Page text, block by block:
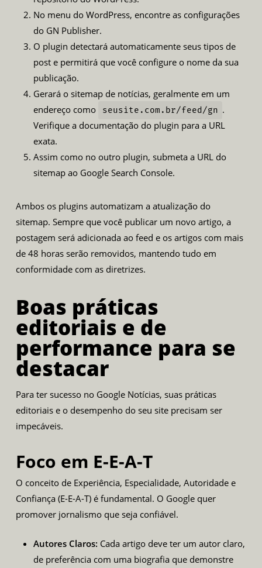
No menu do WordPress, encontre as configurações
do GN Publisher.
O plugin detectará automaticamente seus tipos de
post e permitirá que você configure o nome da sua
publicação.
Gerará o sitemap de notícias, geralmente em um
endereço como
seusite.com.br/feed/gn .
Verifique a documentação do plugin para a URL
exata.
Assim como no outro plugin, submeta a URL do
sitemap ao Google Search Console.
Ambos os plugins automatizam a atualização do
sitemap. Sempre que você publicar um novo artigo, a
postagem será adicionada ao feed e os artigos com mais
de 48 horas serão removidos, mantendo tudo em
conformidade com as diretrizes.
Boas práticas
editoriais e de
performance para se
destacar
Para ter sucesso no Google Notícias, suas práticas
editoriais e o desempenho do seu site precisam ser
impecáveis.
Foco em E-E-A-T
O conceito de Experiência, Especialidade, Autoridade e
Confiança (E-E-A-T) é fundamental. O Google quer
promover jornalismo que seja confiável.
Autores Claros: Cada artigo deve ter um autor claro,
de preferência com uma biografia que demonstre